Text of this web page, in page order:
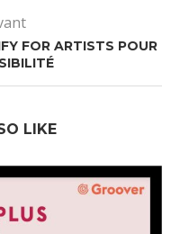
FOR ARTISTS POUR
LIKE